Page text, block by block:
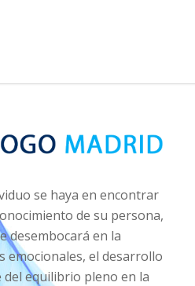
se haya en encontrar
de su persona,
desembocará en la
emocionales, el desarrollo
del equilibrio pleno en la